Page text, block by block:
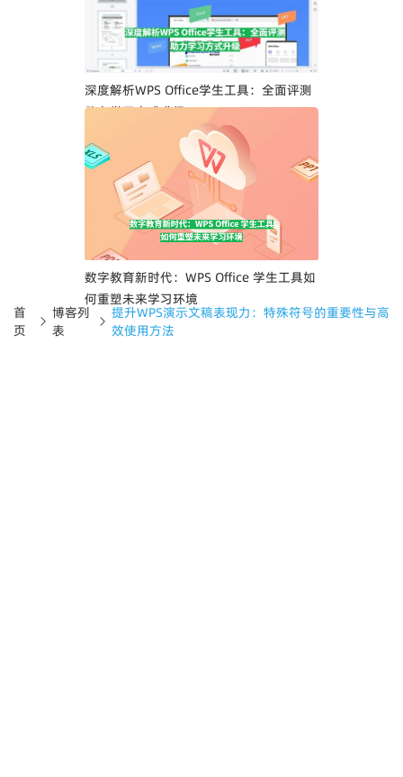
深度解析WPS Office学生工具：全面评测
助力学习方式升级
数字教育新时代：WPS Office 学生工具如
何重塑未来学习环境
首
页
博客列
表
提升WPS演示文稿表现力：特殊符号的重要性与高
效使用方法